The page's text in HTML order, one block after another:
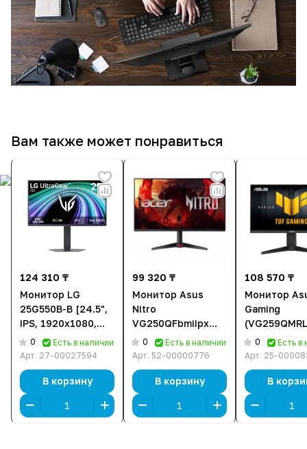
Вам также может понравиться
124 310 ₸
Монитор LG
25G550B-B [24.5",
IPS, 1920x1080,
300 Гц, 1 мс, HDMI
x2, DisplayPort]
0
Есть в наличии
Арт. 27-00027594
В корзину
99 320 ₸
Монитор Asus
Nitro
VG250QFbmiipx
(UM.KV0EE.F04)
[24.5", IPS,
1 мс, HDMI x2,
DisplayPort]
0
Есть в наличии
Арт. 52-00000776
В корзину
108 570 ₸
Монитор
Gaming
[24.5", IPS,
1920x1080,
DisplayPort]
0
Есть в
Арт. 25-
В